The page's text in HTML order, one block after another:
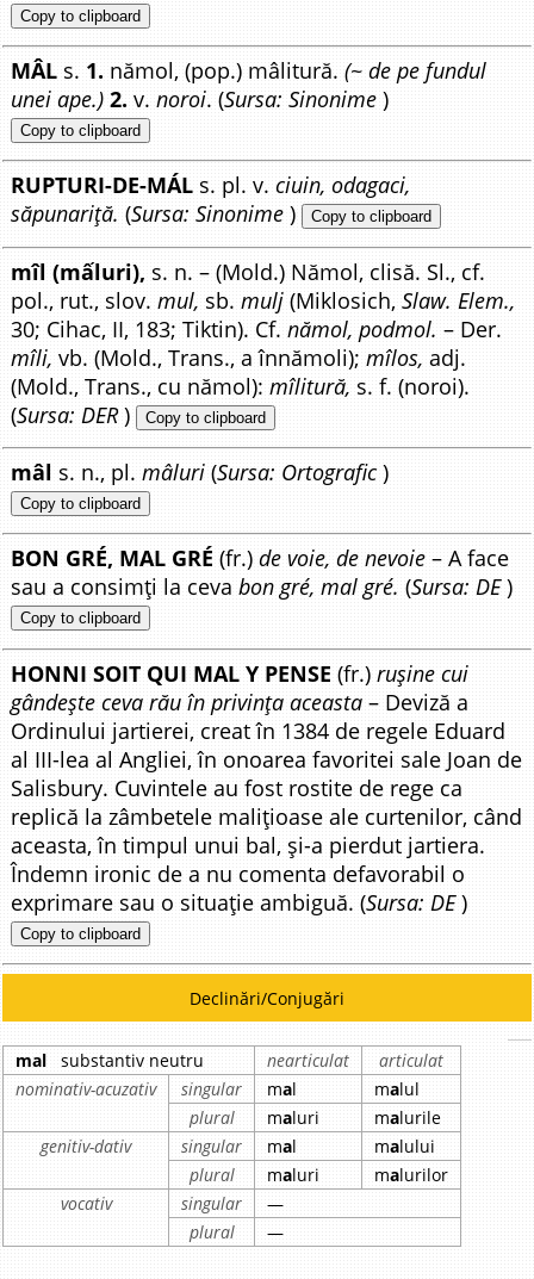
Copy to clipboard
MÂL s. 1. nămol, (pop.) mâlitură.(~ de pe fundul
unei ape.) 2. v.noroi. (Sursa: Sinonime )
Copy to clipboard
RUPTURI-DE-MÁL s. pl. v.ciuin, odagaci,
săpunariță. (Sursa: Sinonime ) Copy to clipboard
mîl (mấluri), s. n. – (Mold.) Nămol, clisă. Sl., cf.
pol., rut., slov.mul, sb.mulj (Miklosich,Slaw. Elem.,
30; Cihac, II, 183; Tiktin). Cf.nămol, podmol. – Der.
mîli, vb. (Mold., Trans., a înnămoli);mîlos, adj.
(Mold., Trans., cu nămol):mîlitură, s. f. (noroi).
(Sursa: DER) Copy to clipboard
mâl s. n., pl.mâluri (Sursa: Ortografic )
Copy to clipboard
BON GRÉ, MAL GRÉ (fr.)de voie, de nevoie – A face
sau a consimți la cevabon gré, mal gré. (Sursa: DE)
Copy to clipboard
HONNI SOIT QUI MAL Y PENSE (fr.)rușine cui
gândește ceva rău în privința aceasta – Deviză a
Ordinului jartierei, creat în 1384 de regele Eduard
al III-lea al Angliei, în onoarea favoritei sale Joan de
Salisbury. Cuvintele au fost rostite de rege ca
replică la zâmbetele malițioase ale curtenilor, când
aceasta, în timpul unui bal, și-a pierdut jartiera.
Îndemn ironic de a nu comenta defavorabil o
exprimare sau o situație ambiguă. (Sursa: DE)
Copy to clipboard
Declinări/Conjugări
mal substantiv neutru nearticulat
articulat
nominativ-acuzativ
singular mal malul
plural
maluri malurile
genitiv-dativ
singular mal malului
plural
maluri malurilor
vocativ
singular
—
plural
—